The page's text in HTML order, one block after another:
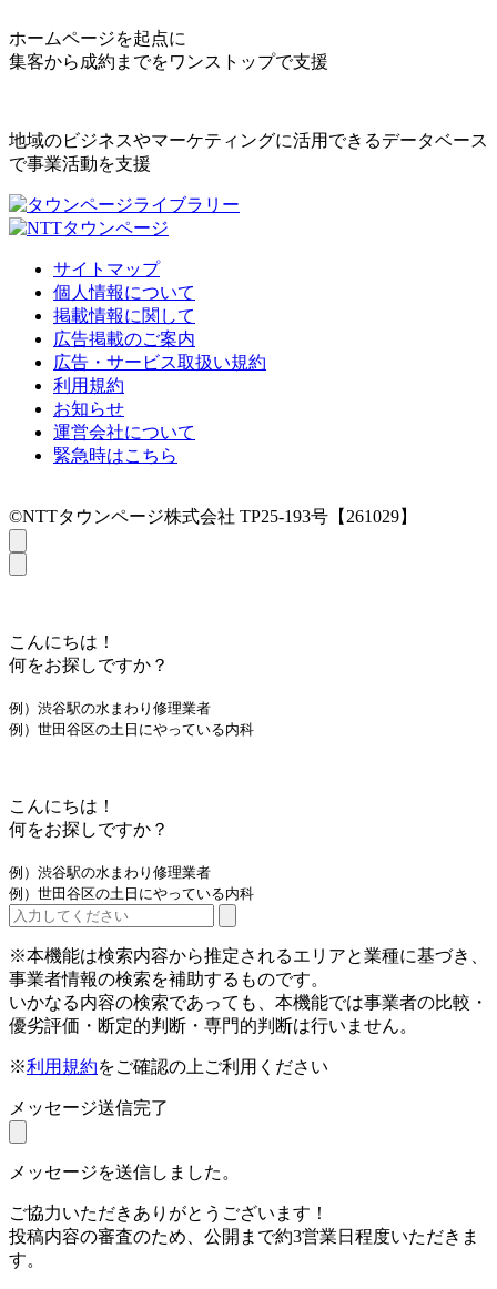
ホームページを起点に
集客から成約までをワンストップで支援
地域のビジネスやマーケティングに活用できるデータベース
で事業活動を支援
サイトマップ
個人情報について
掲載情報に関して
広告掲載のご案内
広告・サービス取扱い規約
利用規約
お知らせ
運営会社について
緊急時はこちら
©NTTタウンページ株式会社 TP25-193号【261029】
こんにちは！
何をお探しですか？
例）渋谷駅の水まわり修理業者
例）世田谷区の土日にやっている内科
こんにちは！
何をお探しですか？
例）渋谷駅の水まわり修理業者
例）世田谷区の土日にやっている内科
※本機能は検索内容から推定されるエリアと業種に基づき、
事業者情報の検索を補助するものです。
いかなる内容の検索であっても、本機能では事業者の比較・
優劣評価・断定的判断・専門的判断は行いません。
※利用規約をご確認の上ご利用ください
メッセージ送信完了
メッセージを送信しました。
ご協力いただきありがとうございます！
投稿内容の審査のため、公開まで約3営業日程度いただきま
す。